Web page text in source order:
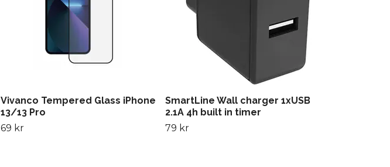
Vivanco Tempered Glass iPhone
13/13 Pro
69 kr
SmartLine Wall charger 1xUSB
2.1A 4h built in timer
79 kr